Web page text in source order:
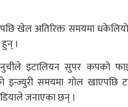
खेल अतिरिक्त समयमा
।
इटालियन सुपर कपको
समयमा गोल खाएपछि
जनाएका छन् ।